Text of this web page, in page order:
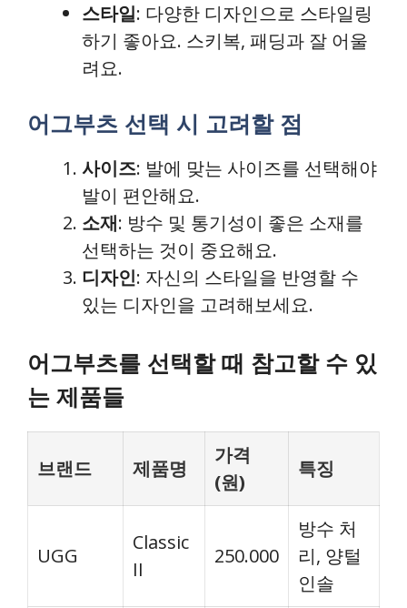
스타일: 다양한 디자인으로 스타일링
하기 좋아요. 스키복, 패딩과 잘 어울
려요.
어그부츠 선택 시 고려할 점
사이즈: 발에 맞는 사이즈를 선택해야
발이 편안해요.
소재: 방수 및 통기성이 좋은 소재를
선택하는 것이 중요해요.
디자인: 자신의 스타일을 반영할 수
있는 디자인을 고려해보세요.
어그부츠를 선택할 때 참고할 수 있
는 제품들
브랜드 제품명
가격
(원)
특징
UGG
Classic
II
250.000
방수 처
리, 양털
인솔